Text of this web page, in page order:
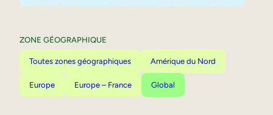
ZONE GÉOGRAPHIQUE
Toutes zones géographiques Amérique du Nord
Europe Europe – France Global